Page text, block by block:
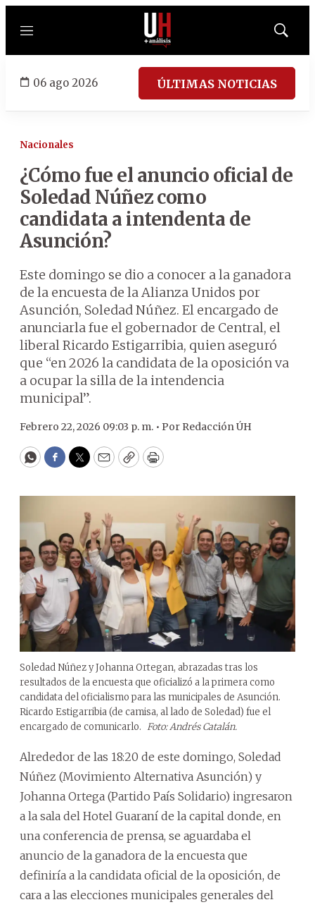
Menú
Mostrar
06 ago 2026 ÚLTIMAS NOTICIAS
Nacionales
¿Cómo fue el anuncio oficial de
Soledad Núñez como
candidata a intendenta de
Asunción?
Este domingo se dio a conocer a la ganadora
de la encuesta de la Alianza Unidos por
Asunción, Soledad Núñez. El encargado de
anunciarla fue el gobernador de Central, el
liberal Ricardo Estigarribia, quien aseguró
que “en 2026 la candidata de la oposición va
a ocupar la silla de la intendencia
municipal”.
Febrero 22, 2026 09:03 p. m. • Por Redacción ÚH
WhatsApp
Facebook
Twitter
EmailCopyPrint
Soledad Núñez y Johanna Ortegan, abrazadas tras los
resultados de la encuesta que oficializó a la primera como
candidata del oficialismo para las municipales de Asunción.
Ricardo Estigarribia (de camisa, al lado de Soledad) fue el
encargado de comunicarlo. Foto: Andrés Catalán.
Alrededor de las 18:20 de este domingo, Soledad
Núñez (Movimiento Alternativa Asunción) y
Johanna Ortega (Partido País Solidario) ingresaron
a la sala del Hotel Guaraní de la capital donde, en
una conferencia de prensa, se aguardaba el
anuncio de la ganadora de la encuesta que
definiría a la candidata oficial de la oposición, de
cara a las elecciones municipales generales del